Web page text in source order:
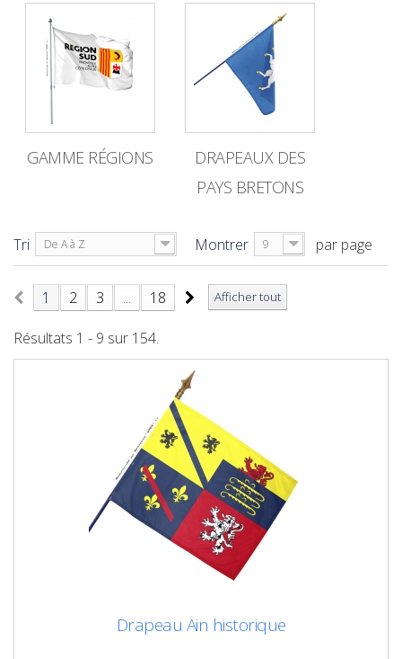
GAMME RÉGIONS
DRAPEAUX DES
PAYS BRETONS
Tri De A à Z Montrer 9 par page
Afficher tout
1 2 3 ... 18
Résultats 1 - 9 sur 154.
Drapeau Ain historique